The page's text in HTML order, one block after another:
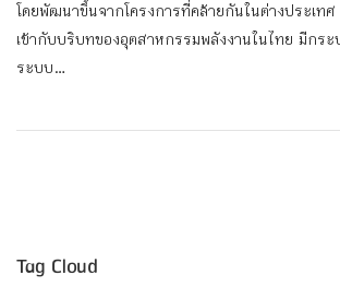
โดยพัฒนาขึ้นจากโครงการที่คล้ายกันในต่างประเท
เข้ากับบริบทของอุตสาหกรรมพลังงานในไทย มีกระ
ระบบ...
Tag Cloud